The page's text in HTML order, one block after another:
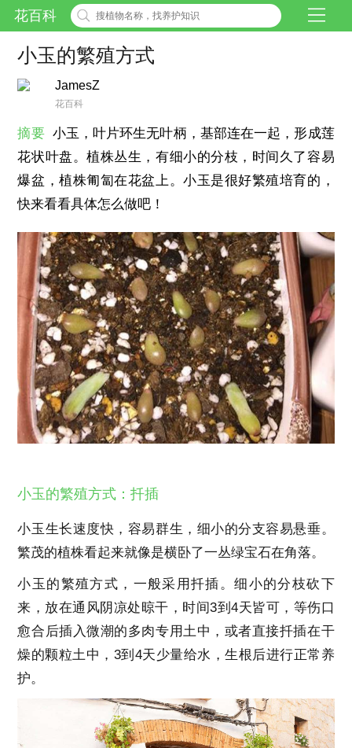
花百科
小玉的繁殖方式
JamesZ
花百科
摘要 小玉，叶片环生无叶柄，基部连在一起，形成莲
花状叶盘。植株丛生，有细小的分枝，时间久了容易
爆盆，植株匍匐在花盆上。小玉是很好繁殖培育的，
快来看看具体怎么做吧！
小玉的繁殖方式：扦插
小玉生长速度快，容易群生，细小的分支容易悬垂。
繁茂的植株看起来就像是横卧了一丛绿宝石在角落。
小玉的繁殖方式，一般采用扦插。细小的分枝砍下
来，放在通风阴凉处晾干，时间3到4天皆可，等伤口
愈合后插入微潮的多肉专用土中，或者直接扦插在干
燥的颗粒土中，3到4天少量给水，生根后进行正常养
护。